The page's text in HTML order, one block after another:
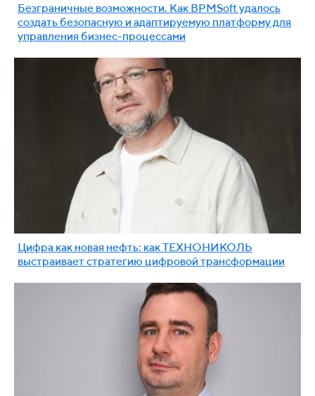
Безграничные возможности. Как BPMSoft удалось
создать безопасную и адаптируемую платформу для
управления бизнес-процессами
Цифра как новая нефть: как ТЕХНОНИКОЛЬ
выстраивает стратегию цифровой трансформации